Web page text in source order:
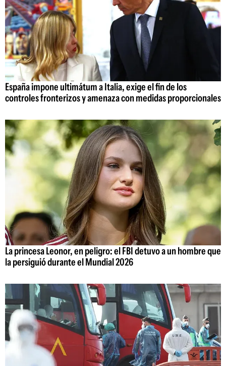
España impone ultimátum a Italia, exige el fin de los
controles fronterizos y amenaza con medidas proporcionales
La princesa Leonor, en peligro: el FBI detuvo a un hombre que
la persiguió durante el Mundial 2026